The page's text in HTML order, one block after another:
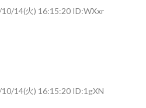
14(火) 16:15:20 ID:WXxr
14(火) 16:15:20 ID:1gXN